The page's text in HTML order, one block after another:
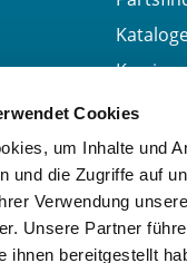
Cookies
um Inhalte und
und die Zugriffe auf
Verwendung
Unsere Partner
ihnen bereitgestellt
Karriere
Kontakt